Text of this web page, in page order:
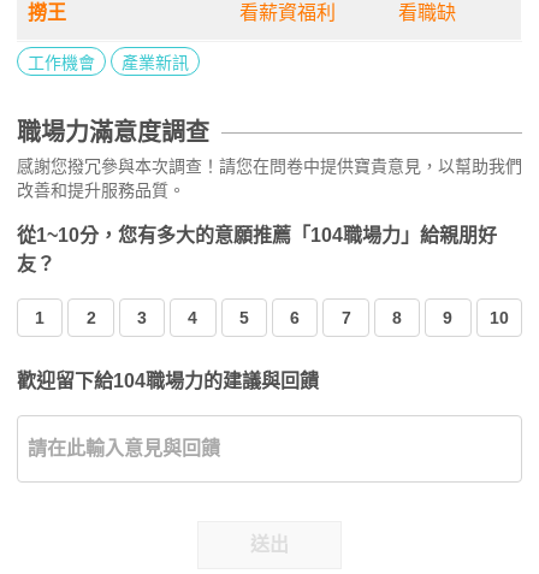
撈王 看薪資福利 看職缺
工作機會 產業新訊
職場力滿意度調查
感謝您撥冗參與本次調查！請您在問卷中提供寶貴意見，以幫助我們
改善和提升服務品質。
從1~10分，您有多大的意願推薦「104職場力」給親朋好
友？
1 2 3 4 5 6 7 8 9 10
歡迎留下給104職場力的建議與回饋
送出